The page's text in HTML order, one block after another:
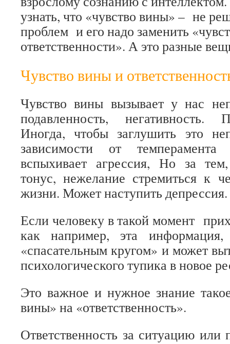
узнать, что «чувство вины» – не
проблем и его надо заменить
ответственности». А это разные
Чувство вины и
Чувство вины вызывает у нас
подавленность, негативность.
Иногда, чтобы заглушить это
зависимости от
вспыхивает агрессия, Но за
тонус, нежелание стремиться к
жизни. Может наступить депрессия.
Если человеку в такой момент
как например, эта информация,
«спасательным кругом» и может
психологического тупика в новое
Это важное и нужное знание
вины» на «ответственность».
Ответственность за ситуацию